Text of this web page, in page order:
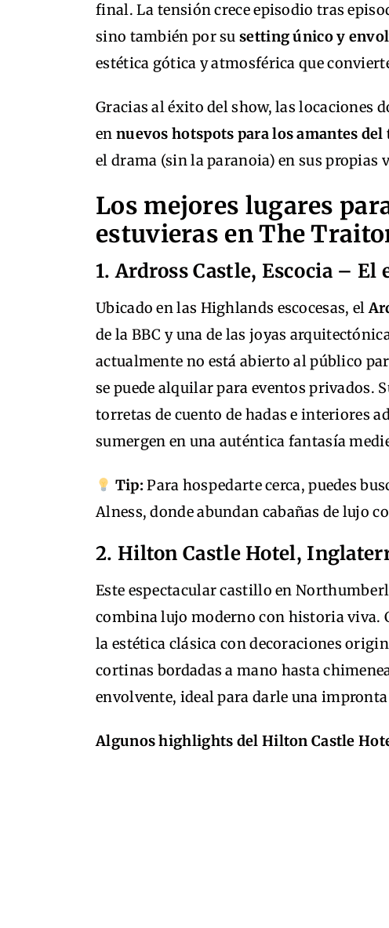
final. La tensión crece episodio tras
sino también por susetting único y
estética gótica y atmosférica que
Gracias al éxito del show, las locaciones
en nuevos hotspots para los amantes
el drama (sin la paranoia) en sus propias
Los mejores lugares
estuvieras en The
1. Ardross Castle, Escocia –
Ubicado en las Highlands escocesas, el
de la BBC y una de las joyas
actualmente no está abierto al público
se puede alquilar para eventos privados.
torretas de cuento de hadas e interiores
sumergen en una auténtica fantasía
Tip: Para hospedarte cerca, puedes
Alness, donde abundan cabañas de lujo
2. Hilton Castle Hotel,
Este espectacular castillo en
combina lujo moderno con historia viva.
la estética clásica con decoraciones
cortinas bordadas a mano hasta
envolvente, ideal para darle una impronta
Algunos highlights del Hilton Castle